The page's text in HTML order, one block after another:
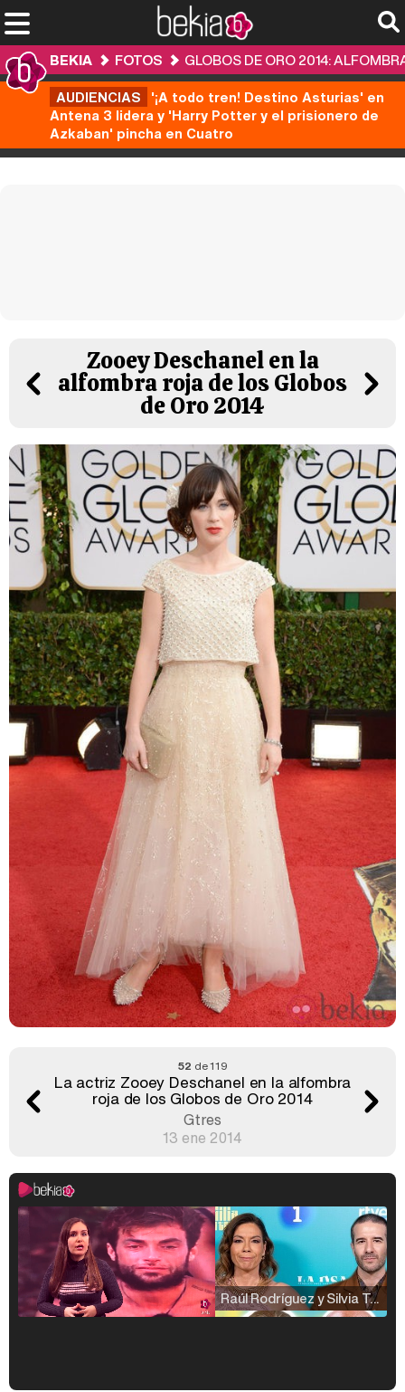
BEKIA FOTOS
GLOBOS DE ORO 2014:
AUDIENCIAS '¡A todo tren! Destino Asturias' en
Antena 3 lidera y 'Harry Potter y el prisionero de
Azkaban' pincha en Cuatro
Zooey Deschanel en la
alfombra roja de los Globos
de Oro 2014
52 de 119
La actriz Zooey Deschanel en la alfombra
roja de los Globos de Oro 2014
Gtres
13 ene 2014
Raúl Rodríguez y Silvia Taulés nos cuentan su papel en 'La familia de la tele'